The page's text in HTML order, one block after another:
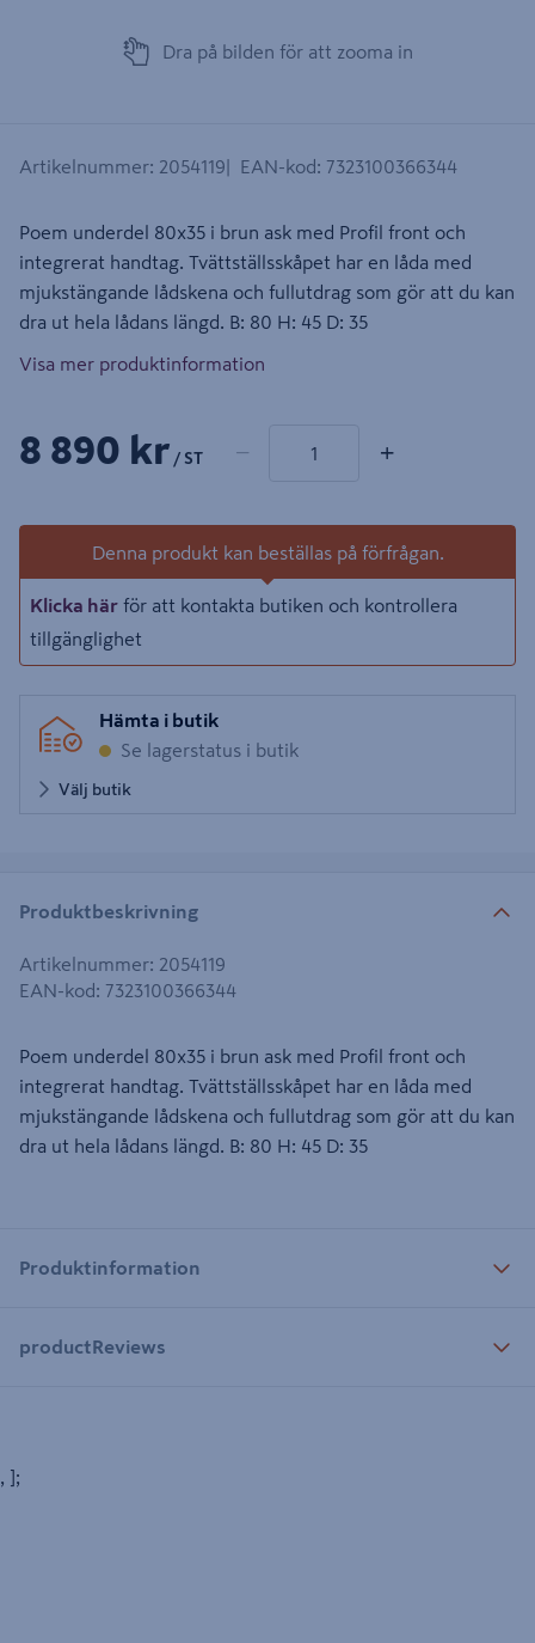
Dra på bilden för att zooma in
Artikelnummer: 2054119 EAN-kod: 7323100366344
Poem underdel 80x35 i brun ask med Profil front och
integrerat handtag. Tvättställsskåpet har en låda med
mjukstängande lådskena och fullutdrag som gör att du kan
dra ut hela lådans längd. B: 80 H: 45 D: 35
Visa mer produktinformation
8 890 kr / ST − +
Denna produkt kan beställas på förfrågan.
Klicka här för att kontakta butiken och kontrollera
tillgänglighet
Hämta i butik
Se lagerstatus i butik
Välj butik
Produktbeskrivning
Artikelnummer: 2054119
EAN-kod: 7323100366344
Poem underdel 80x35 i brun ask med Profil front och
integrerat handtag. Tvättställsskåpet har en låda med
mjukstängande lådskena och fullutdrag som gör att du kan
dra ut hela lådans längd. B: 80 H: 45 D: 35
Produktinformation
productReviews
, ];